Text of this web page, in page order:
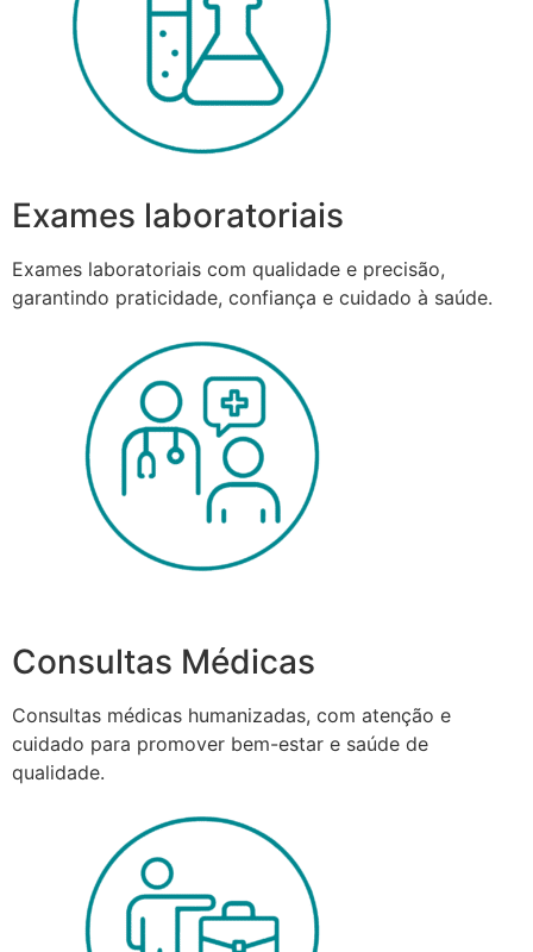
Exames laboratoriais
Exames laboratoriais com qualidade e precisão,
garantindo praticidade, confiança e cuidado à saúde.
Consultas Médicas
Consultas médicas humanizadas, com atenção e
cuidado para promover bem-estar e saúde de
qualidade.